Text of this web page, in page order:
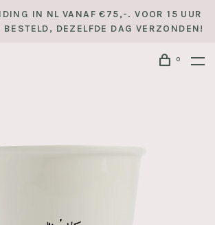
IN NL VANAF €75,-. VOOR 15 UUR
DEZELFDE DAG VERZONDEN!
0